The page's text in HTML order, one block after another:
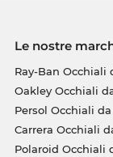
Le nostre
Ray-Ban Occhiali
Oakley Occhiali
Persol Occhiali
Carrera Occhiali
Polaroid Occhiali